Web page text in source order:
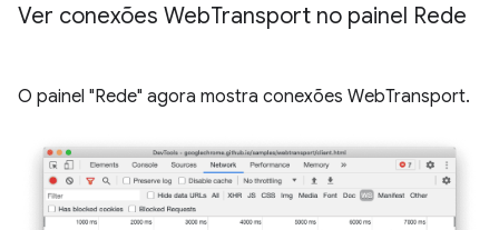
Ver conexões WebTransport no painel Rede
O painel "Rede" agora mostra conexões WebTransport.